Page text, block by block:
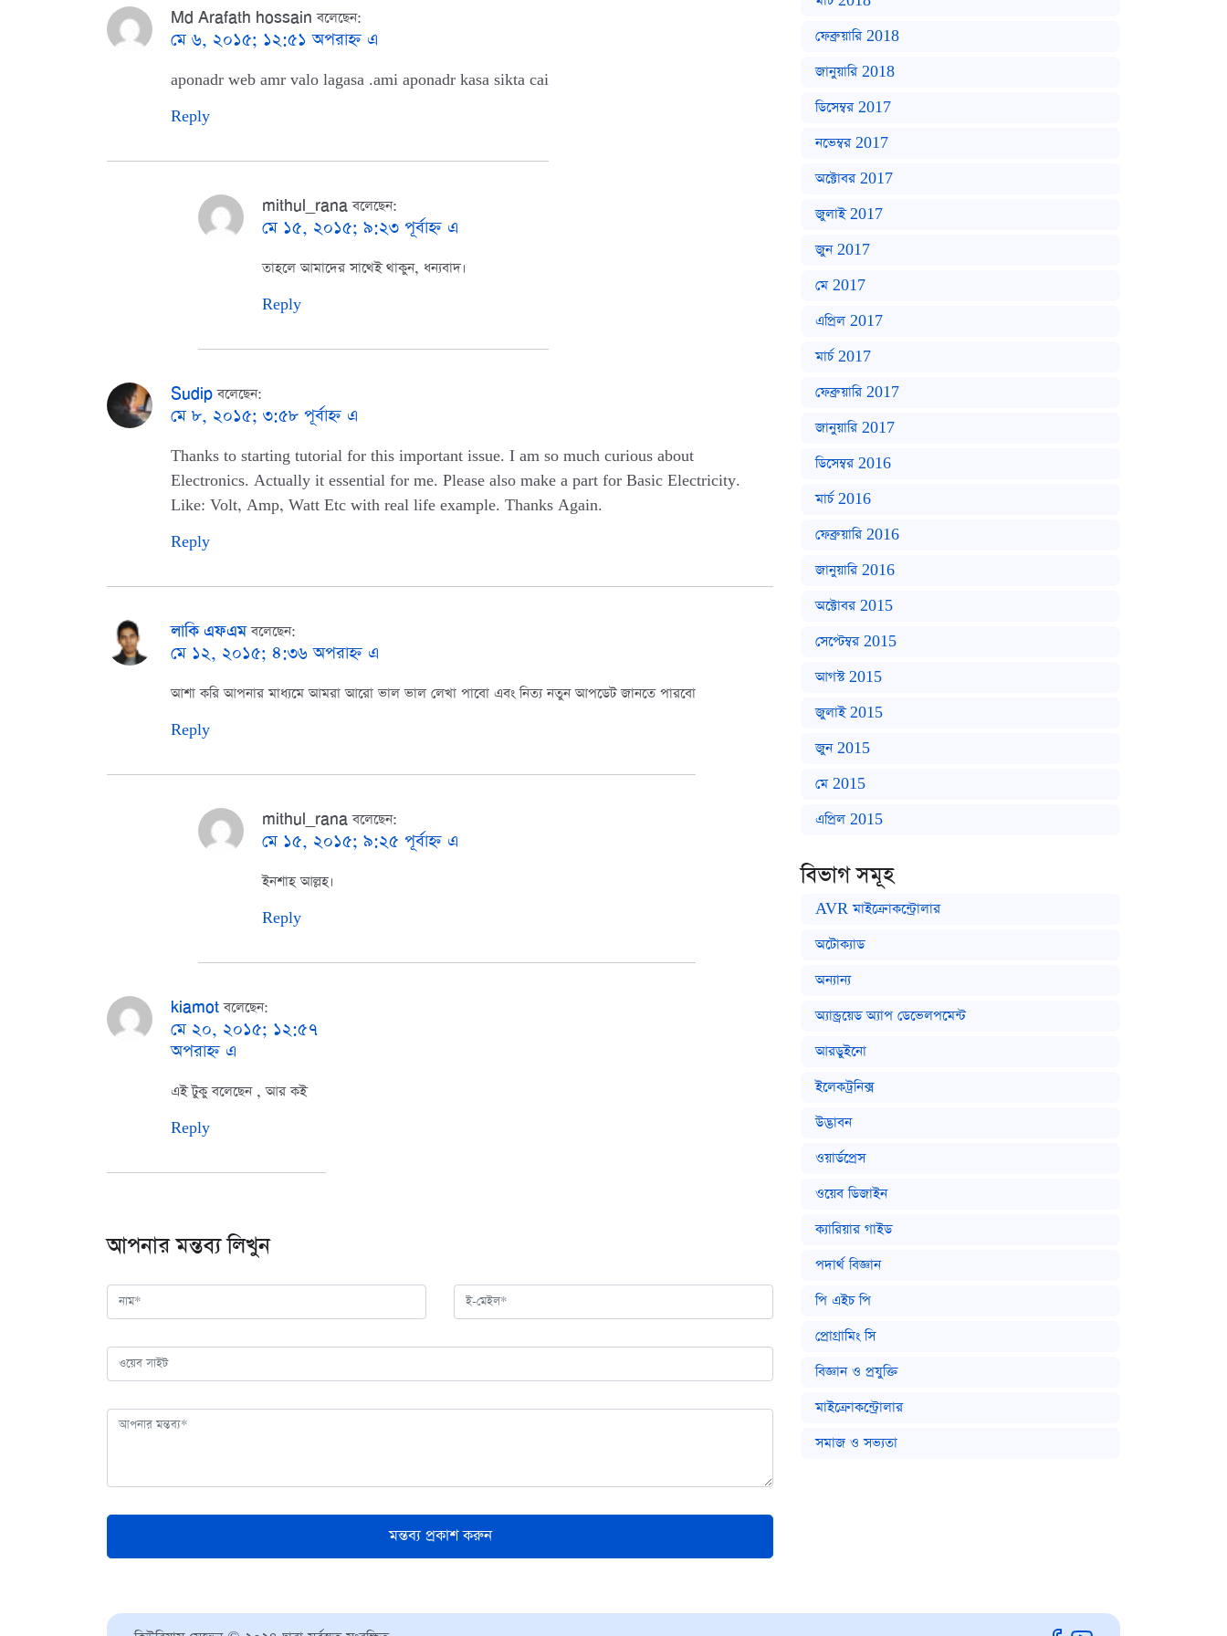
Md Arafath hossain বলেছেন:
মে ৬, ২০১৫; ১২:৫১ অপরাহ্ন এ
aponadr web amr valo lagasa .ami aponadr kasa sikta cai
Reply
mithul_rana বলেছেন:
মে ১৫, ২০১৫; ৯:২৩ পূর্বাহ্ন এ
তাহলে আমাদের সাথেই থাকুন, ধন্যবাদ।
Reply
Sudip বলেছেন:
মে ৮, ২০১৫; ৩:৫৮ পূর্বাহ্ন এ
Thanks to starting tutorial for this important issue. I am so much curious about
Electronics. Actually it essential for me. Please also make a part for Basic Electricity.
Like: Volt, Amp, Watt Etc with real life example. Thanks Again.
Reply
লাকি এফএম বলেছেন:
মে ১২, ২০১৫; ৪:৩৬ অপরাহ্ন এ
আশা করি আপনার মাধ্যমে আমরা আরো ভাল ভাল লেখা পাবো এবং নিত্য নতুন আপডেট জানতে পারবো
Reply
mithul_rana বলেছেন:
মে ১৫, ২০১৫; ৯:২৫ পূর্বাহ্ন এ
ইনশাহ আল্লহ।
Reply
kiamot বলেছেন:
মে ২০, ২০১৫; ১২:৫৭
অপরাহ্ন এ
এই টুকু বলেছেন , আর কই
Reply
আপনার মন্তব্য লিখুন
মন্তব্য প্রকাশ করুন
ফেব্রুয়ারি 2018
জানুয়ারি 2018
ডিসেম্বর 2017
নভেম্বর 2017
অক্টোবর 2017
জুলাই 2017
জুন 2017
মে 2017
এপ্রিল 2017
মার্চ 2017
ফেব্রুয়ারি 2017
জানুয়ারি 2017
ডিসেম্বর 2016
মার্চ 2016
ফেব্রুয়ারি 2016
জানুয়ারি 2016
অক্টোবর 2015
সেপ্টেম্বর 2015
আগস্ট 2015
জুলাই 2015
জুন 2015
মে 2015
এপ্রিল 2015
বিভাগ সমূহ
AVR মাইক্রোকন্ট্রোলার
অটোক্যাড
অন্যান্য
অ্যান্ড্রয়েড অ্যাপ ডেভেলপমেন্ট
আরডুইনো
ইলেকট্রনিক্স
উদ্ভাবন
ওয়ার্ডপ্রেস
ওয়েব ডিজাইন
ক্যারিয়ার গাইড
পদার্থ বিজ্ঞান
পি এইচ পি
প্রোগ্রামিং সি
বিজ্ঞান ও প্রযুক্তি
মাইক্রোকন্ট্রোলার
সমাজ ও সভ্যতা